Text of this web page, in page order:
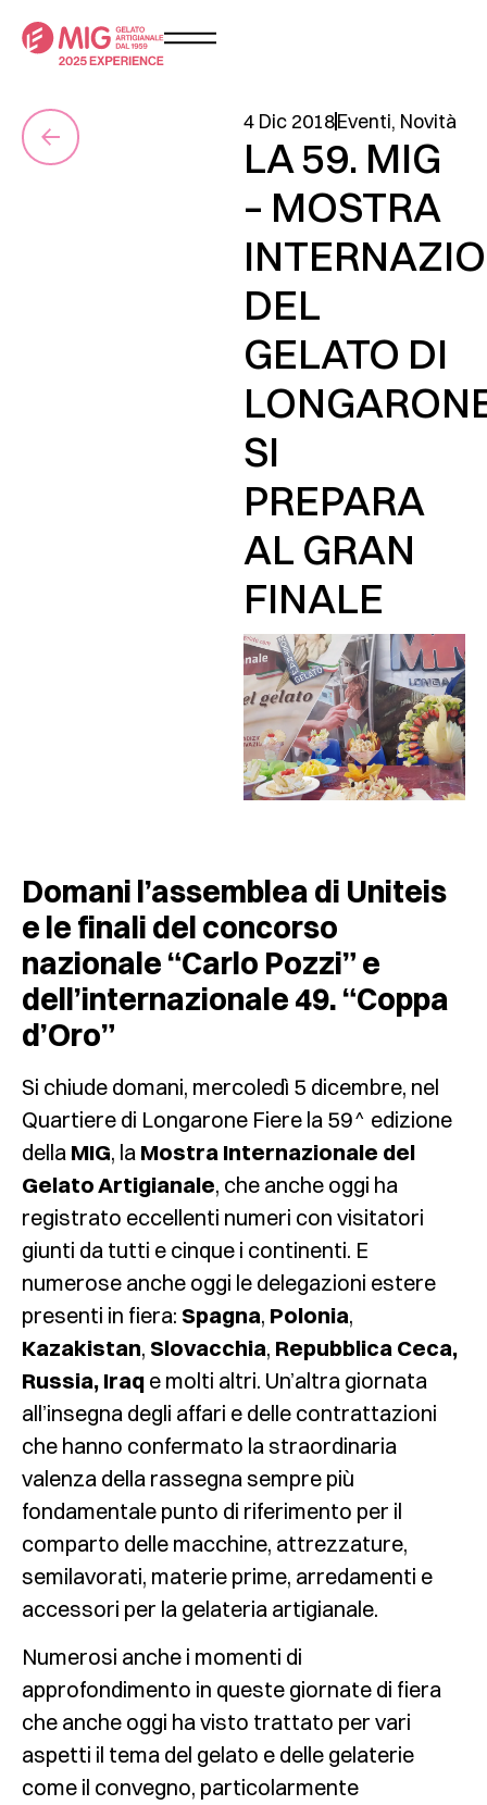
4 Dic 2018Eventi, Novità
LA 59. MIG
– MOSTRA
DEL
GELATO DI
SI
PREPARA
AL GRAN
FINALE
Domani l’assemblea di Uniteis
e le finali del concorso
nazionale “Carlo Pozzi” e
dell’internazionale 49. “Coppa
d’Oro”
Si chiude domani, mercoledì 5 dicembre, nel
Quartiere di Longarone Fiere la 59^ edizione
della MIG, la Mostra Internazionale del
Gelato Artigianale, che anche oggi ha
registrato eccellenti numeri con visitatori
giunti da tutti e cinque i continenti. E
numerose anche oggi le delegazioni estere
presenti in fiera: Spagna, Polonia,
Kazakistan, Slovacchia, Repubblica Ceca,
Russia, Iraq e molti altri. Un’altra giornata
all’insegna degli affari e delle contrattazioni
che hanno confermato la straordinaria
valenza della rassegna sempre più
fondamentale punto di riferimento per il
comparto delle macchine, attrezzature,
semilavorati, materie prime, arredamenti e
accessori per la gelateria artigianale.
Numerosi anche i momenti di
approfondimento in queste giornate di fiera
che anche oggi ha visto trattato per vari
aspetti il tema del gelato e delle gelaterie
come il convegno, particolarmente